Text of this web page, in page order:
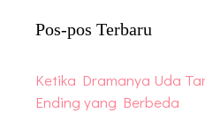
Pos-pos Terbaru
Ketika Dramanya Uda
Ending yang Berbeda